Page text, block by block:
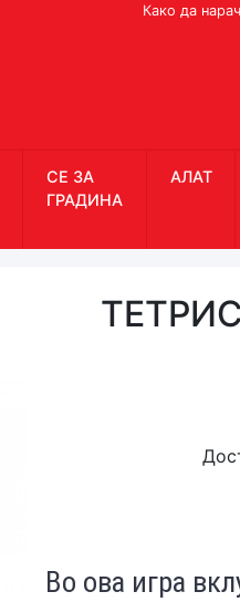
Како да
СЕ ЗА
ГРАДИНА
АЛАТ
Во ова игра